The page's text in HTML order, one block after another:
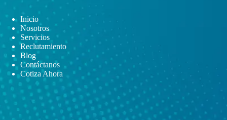
Inicio
Nosotros
Servicios
Reclutamiento
Blog
Contáctanos
Cotiza Ahora